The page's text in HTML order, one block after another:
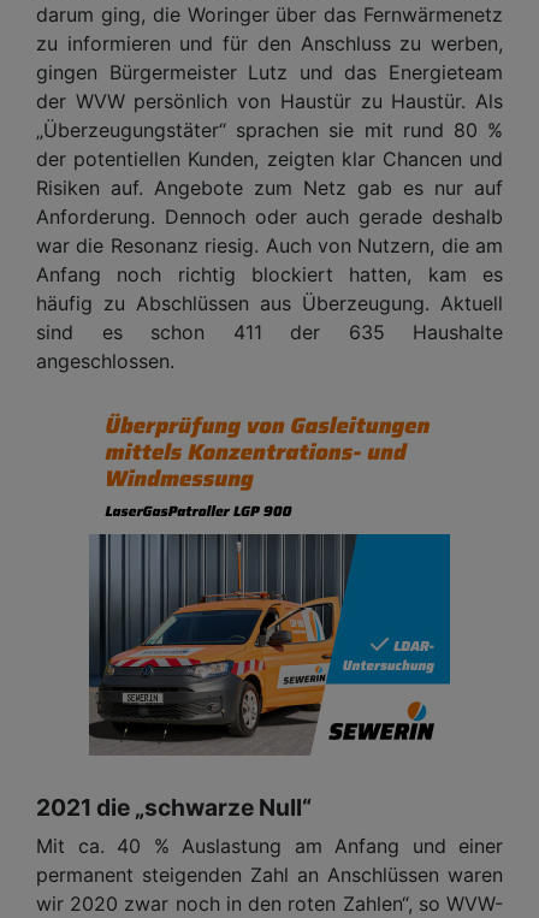
darum ging, die Woringer über das Fernwärmenetz
zu informieren und für den Anschluss zu werben,
gingen Bürgermeister Lutz und das Energieteam
der WVW persönlich von Haustür zu Haustür. Als
„Überzeugungstäter“ sprachen sie mit rund 80 %
der potentiellen Kunden, zeigten klar Chancen und
Risiken auf. Angebote zum Netz gab es nur auf
Anforderung. Dennoch oder auch gerade deshalb
war die Resonanz riesig. Auch von Nutzern, die am
Anfang noch richtig blockiert hatten, kam es
häufig zu Abschlüssen aus Überzeugung. Aktuell
sind es schon 411 der 635 Haushalte
angeschlossen.
2021 die „schwarze Null“
Mit ca. 40 % Auslastung am Anfang und einer
permanent steigenden Zahl an Anschlüssen waren
wir 2020 zwar noch in den roten Zahlen“, so WVW-